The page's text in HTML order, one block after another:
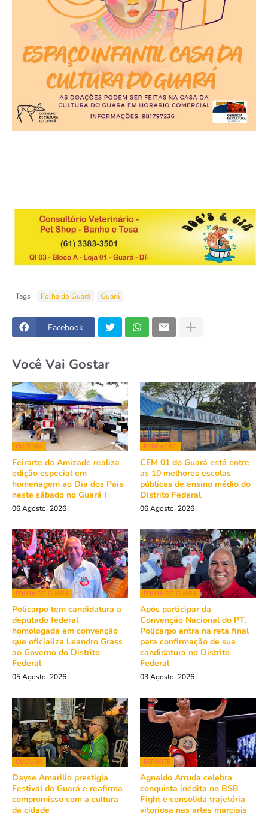
Tags Folha do Guará Guará
Facebook
Você Vai Gostar
CULTURA
Feirarte da Amizade realiza
edição especial em
homenagem ao Dia dos Pais
neste sábado no Guará I
06 Agosto, 2026
EDUCAÇÃO
CEM 01 do Guará está entre
as 10 melhores escolas
públicas de ensino médio do
Distrito Federal
06 Agosto, 2026
FOLHA DO GUARÁ
Policarpo tem candidatura a
deputado federal
homologada em convenção
que oficializa Leandro Grass
ao Governo do Distrito
Federal
05 Agosto, 2026
FOLHA DO GUARÁ
Após participar da
Convenção Nacional do PT,
Policarpo entra na reta final
para confirmação de sua
candidatura no Distrito
Federal
03 Agosto, 2026
CULTURA
Dayse Amarilio prestigia
Festival do Guará e reafirma
compromisso com a cultura
da cidade
ESPORTE
Agnaldo Arruda celebra
conquista inédita no BSB
Fight e consolida trajetória
vitoriosa nas artes marciais